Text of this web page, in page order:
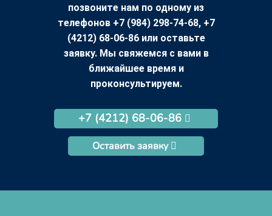
позвоните нам по одному из
телефонов +7 (984) 298-74-68, +7
(4212) 68-06-86 или оставьте
заявку. Мы свяжемся с вами в
ближайшее время и
проконсультируем.
+7 (4212) 68-06-86
Оставить заявку